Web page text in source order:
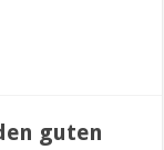
guten